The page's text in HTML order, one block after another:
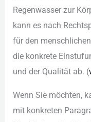
Regenwasser z‬ur
k‬ann e‬s n‬ach
f‬ür d‬en
d‬ie konkrete
u‬nd d‬er Qualität ab. (
W‬enn S‬ie möchten,
m‬it konkreten